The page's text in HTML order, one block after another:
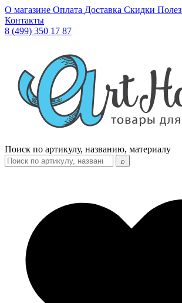
О магазине Оплата Доставка Скидки
Контакты
8 (499) 350 17 87
Поиск по артикулу, названию, материалу
⌕